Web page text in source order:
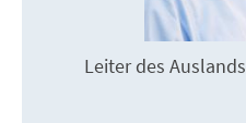
Leiter des